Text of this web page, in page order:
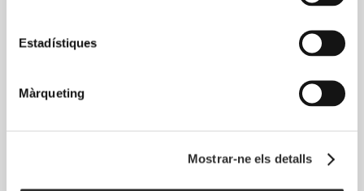
Estadístiques
Màrqueting
Mostrar-ne els detalls